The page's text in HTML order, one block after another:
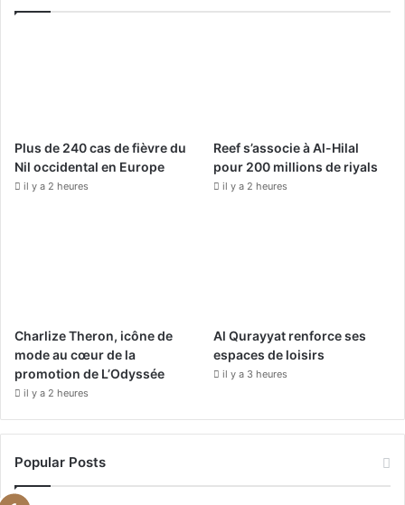
e
k
T
t
a
Plus de 240 cas de fièvre du
Nil occidental en Europe
il y a 2 heures
Reef s’associe à Al-Hilal
pour 200 millions de riyals
il y a 2 heures
Charlize Theron, icône de
mode au cœur de la
promotion de L’Odyssée
il y a 2 heures
Al Qurayyat renforce ses
espaces de loisirs
il y a 3 heures
Popular Posts